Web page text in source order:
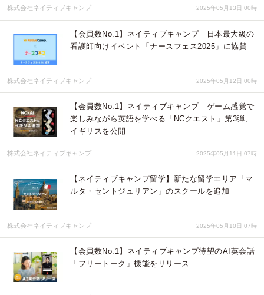
株式会社ネイティブキャンプ 2025年05月13日 00時
【会員数No.1】ネイティブキャンプ 日本最大級の
看護師向けイベント「ナースフェス2025」に協賛
株式会社ネイティブキャンプ 2025年05月12日 00時
【会員数No.1】ネイティブキャンプ ゲーム感覚で
楽しみながら英語を学べる「NCクエスト」第3弾、
イギリスを公開
株式会社ネイティブキャンプ 2025年05月11日 07時
【ネイティブキャンプ留学】新たな留学エリア「マ
ルタ・セントジュリアン」のスクールを追加
株式会社ネイティブキャンプ 2025年05月10日 07時
【会員数No.1】ネイティブキャンプ待望のAI英会話
「フリートーク」機能をリリース